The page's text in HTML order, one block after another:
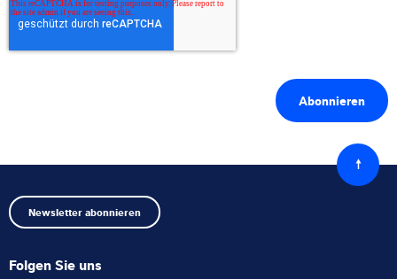
Zurück
zum
Anfang
Newsletter abonnieren
Folgen Sie uns